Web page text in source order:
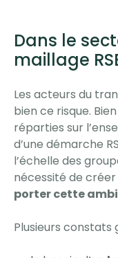
Dans le
maillage
Les acteurs du
bien ce risque.
réparties sur
d’une démarche
l’échelle des
nécessité de créer
porter cette
Plusieurs constats